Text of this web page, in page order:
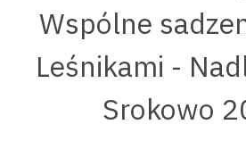
Wspólne
Leśnikami -
Srokowo